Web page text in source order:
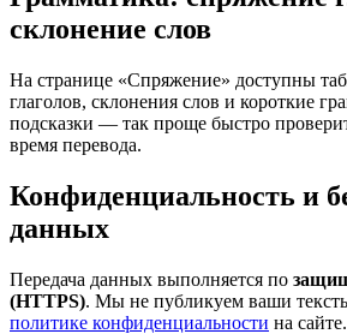
склонение слов
На странице «Спряжение» доступны
глаголов, склонения слов и короткие
подсказки — так проще быстро
время перевода.
Конфиденциальность и
данных
Передача данных выполняется по
(HTTPS). Мы не публикуем ваши
политике конфиденциальности на сайте.